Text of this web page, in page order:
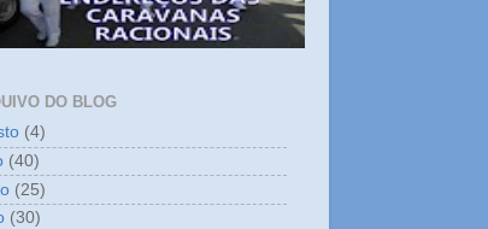
DO BLOG
(4)
(40)
(25)
(30)